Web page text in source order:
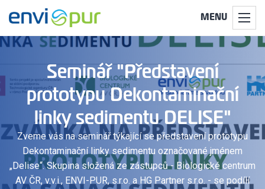
MENU
Seminář "Představení
prototypu Dekontaminační
linky sedimentu DELISE"
Zveme vás na seminář týkající se představení prototypu
Dekontaminační linky sedimentu označované jménem
„Delise“. Skupina složená ze zástupců - Biologické centrum
AV ČR, v.v.i., ENVI-PUR, s.r.o. a HG Partner s.r.o. - se podílí